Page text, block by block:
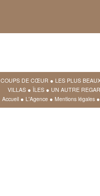
COUPS DE CŒUR ● LES PLUS
VILLAS ● ÎLES ● UN AUTRE
Accueil ● L'Agence ● Mentions légales